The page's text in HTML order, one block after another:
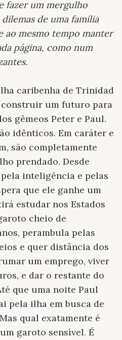
fazer um mergulho
de uma família
ao mesmo tempo manter
página, como num
.
caribenha de Trinidad
construir um futuro para
gêmeos Peter e Paul.
idênticos. Em caráter e
são completamente
prendado. Desde
inteligência e pelas
que ele ganhe um
estudar nos Estados
cheio de
perambula pelas
e quer distância dos
um emprego, viver
e dar o restante do
que uma noite Paul
pela ilha em busca de
qual exatamente é
garoto sensível. É